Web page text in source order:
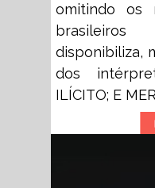
omitindo os
disponibiliza,
dos
ILÍCITO; E